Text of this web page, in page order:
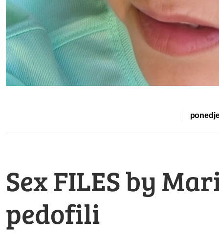
Sex FILES by
pedofili